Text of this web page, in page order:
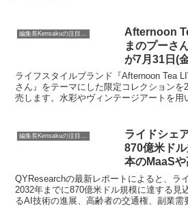
編集長Kensakuの注目ネタ
Afternoon
まのプーさ
が7月31日(
の日に向け
ライフスタイルブランド『Afternoon Tea
さん』をテーマにした限定コレクションを
売します。水彩やヴィンテージアートを用
ァン必見の内容です。
編集長Kensakuの注目ネタ
ライドシェ
870億米ド
本のMaaS
ての可能性
QYResearchの最新レポートによると、ラ
2032年までに870億米ドル規模に達する見
るAI技術の進展、高齢者の交通権、副業需